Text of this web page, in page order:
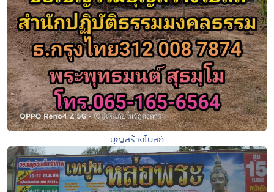
บุญสร้างโบสถ์